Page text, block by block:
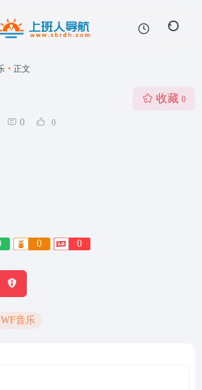
• 正文
0 0
收藏 0
0 0
音乐